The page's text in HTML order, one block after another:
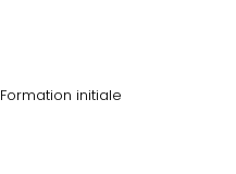
Formation initiale